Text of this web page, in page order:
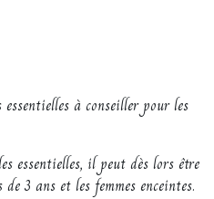
à conseiller pour les
essentielles, il peut dès lors être
3 ans et les femmes enceintes.